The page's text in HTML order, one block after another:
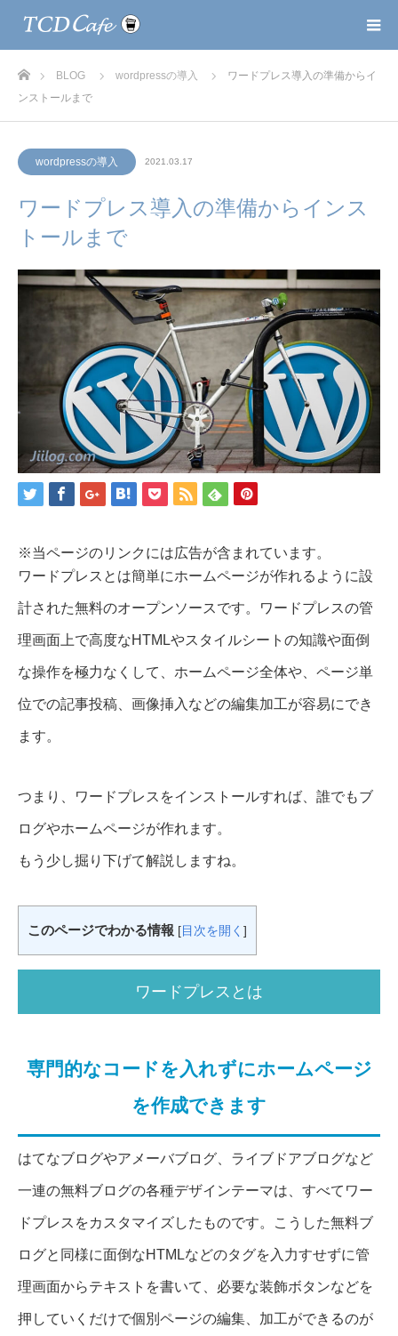
ホームBLOG wordpressの導入
ワードプレス導入の準備からイ
ンストールまで
wordpressの導入 2021.03.17
ワードプレス導入の準備からインス
トールまで
※当ページのリンクには広告が含まれています。
ワードプレスとは簡単にホームページが作れるように設
計された無料のオープンソースです。ワードプレスの管
理画面上で高度なHTMLやスタイルシートの知識や面倒
な操作を極力なくして、ホームページ全体や、ページ単
位での記事投稿、画像挿入などの編集加工が容易にでき
ます。
つまり、ワードプレスをインストールすれば、誰でもブ
ログやホームページが作れます。
もう少し掘り下げて解説しますね。
このページでわかる情報 [ 目次を開く ]
ワードプレスとは
専門的なコードを入れずにホームページ
を作成できます
はてなブログやアメーバブログ、ライブドアブログなど
一連の無料ブログの各種デザインテーマは、すべてワー
ドプレスをカスタマイズしたものです。こうした無料ブ
ログと同様に面倒なHTMLなどのタグを入力すせずに管
理画面からテキストを書いて、必要な装飾ボタンなどを
押していくだけで個別ページの編集、加工ができるのが